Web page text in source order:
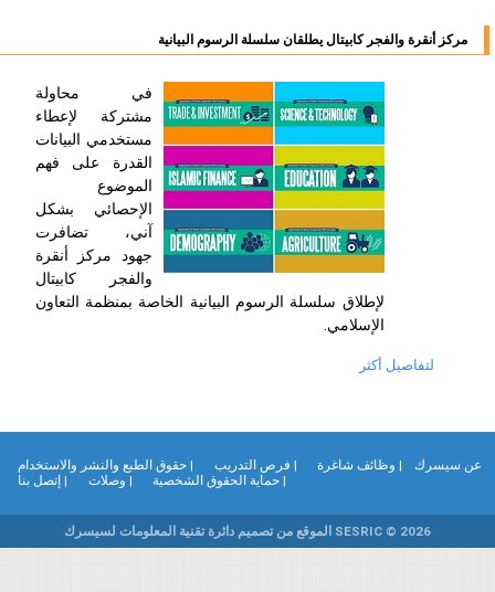
مركز أنقرة والفجر كابيتال يطلقان سلسلة الرسوم البيانية
في محاولة
مشتركة لإعطاء
مستخدمي البيانات
القدرة على فهم
الموضوع
الإحصائي بشكل
آني، تضافرت
جهود مركز أنقرة
والفجر كابيتال
لإطلاق سلسلة الرسوم البيانية الخاصة بمنظمة التعاون
الإسلامي.
لتفاصيل أكثر
سيسرك | وظائف شاغرة | فرص التدريب
| حقوق الطبع والنشر والاستخدام
| حماية الحقوق الشخصية
| وصلات | إتصل بنا
SESRIC © 2026 الموقع من تصميم دائرة تقنية المعلومات لسيسرك